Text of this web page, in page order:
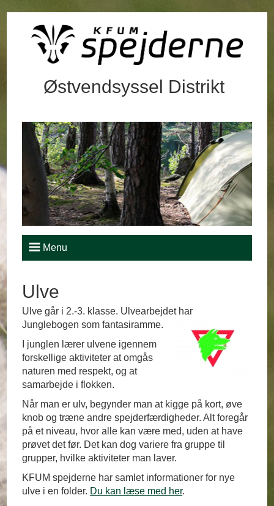
Østvendsyssel Distrikt
Menu
Ulve
Ulve går i 2.-3. klasse. Ulvearbejdet har
Junglebogen som fantasiramme.
I junglen lærer ulvene igennem
forskellige aktiviteter at omgås
naturen med respekt, og at
samarbejde i flokken.
Når man er ulv, begynder man at kigge på kort, øve
knob og træne andre spejderfærdigheder. Alt foregår
på et niveau, hvor alle kan være med, uden at have
prøvet det før. Det kan dog variere fra gruppe til
grupper, hvilke aktiviteter man laver.
KFUM spejderne har samlet informationer for nye
ulve i en folder. Du kan læse med her.